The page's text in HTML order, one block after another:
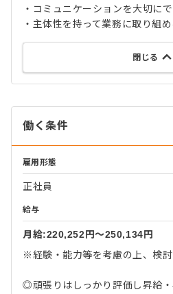
・コミュニケーションを大切に
・主体性を持って業務に取り組
閉じる
働く条件
雇用形態
正社員
給与
月給:220,252円〜250,134円
※経験・能力等を考慮の上、検
◎頑張りはしっかり評価し昇給